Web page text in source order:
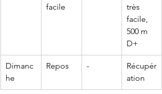
facile
très
facile,
500 m
D+
Dimanc
he
Repos -
Récupér
ation